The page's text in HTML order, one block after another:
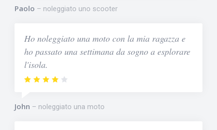
Paolo noleggiato uno scooter
Ho noleggiato una moto con la mia ragazza e
ho passato una settimana da sogno a esplorare
l'isola.
John noleggiato una moto